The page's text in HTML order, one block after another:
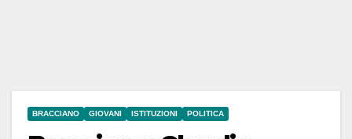
BRACCIANO GIOVANI ISTITUZIONI POLITICA